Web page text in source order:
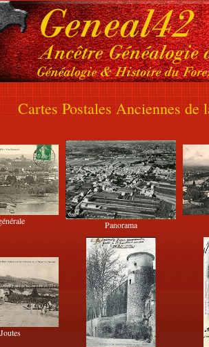
Cartes Postales Anciennes de
Panorama